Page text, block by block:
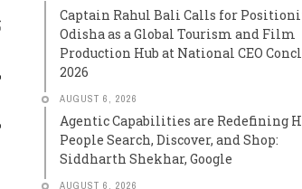
Captain Rahul Bali Calls for
Odisha as a Global Tourism and Film
Production Hub at National CEO
2026
AUGUST 6, 2026
Agentic Capabilities are Redefining
People Search, Discover, and Shop:
Siddharth Shekhar, Google
AUGUST 6, 2026